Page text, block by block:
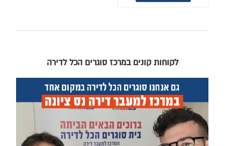
לקוחות קונים במרכז סוגרים הכל לדירה